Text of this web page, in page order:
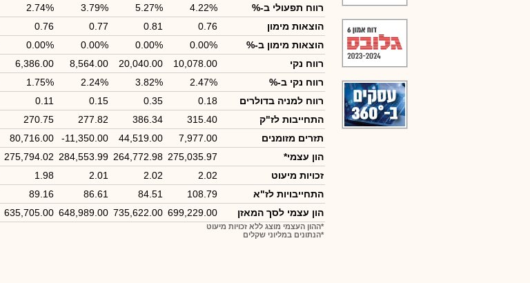
רווח תפעולי ב-%
4.22%
5.27%
3.79%
2.74%
הוצאות מימון
0.76
0.81
0.77
0.76
הוצאות מימון ב-%
0.00%
0.00%
0.00%
0.00%
רווח נקי
10,078.00
20,040.00
8,564.00
6,386.00
רווח נקי ב-%
2.47%
3.82%
2.24%
1.75%
רווח למניה בדולרים
0.18
0.35
0.15
0.11
התחייבות לז"ק
315.40
386.34
277.82
270.75
תזרים מזומנים
7,977.00
44,519.00
-11,350.00
80,716.00
הון עצמי*
275,035.97
264,772.98
284,553.99
275,794.02
זכויות מיעוט
2.02
2.02
2.01
1.98
התחייבויות לז"א
108.79
84.51
86.61
89.16
הון עצמי לסך המאזן
699,229.00
735,622.00
648,989.00
635,705.00
*ההון העצמי מוצג ללא זכויות מיעוט
*הנתונים במליוני שקלים